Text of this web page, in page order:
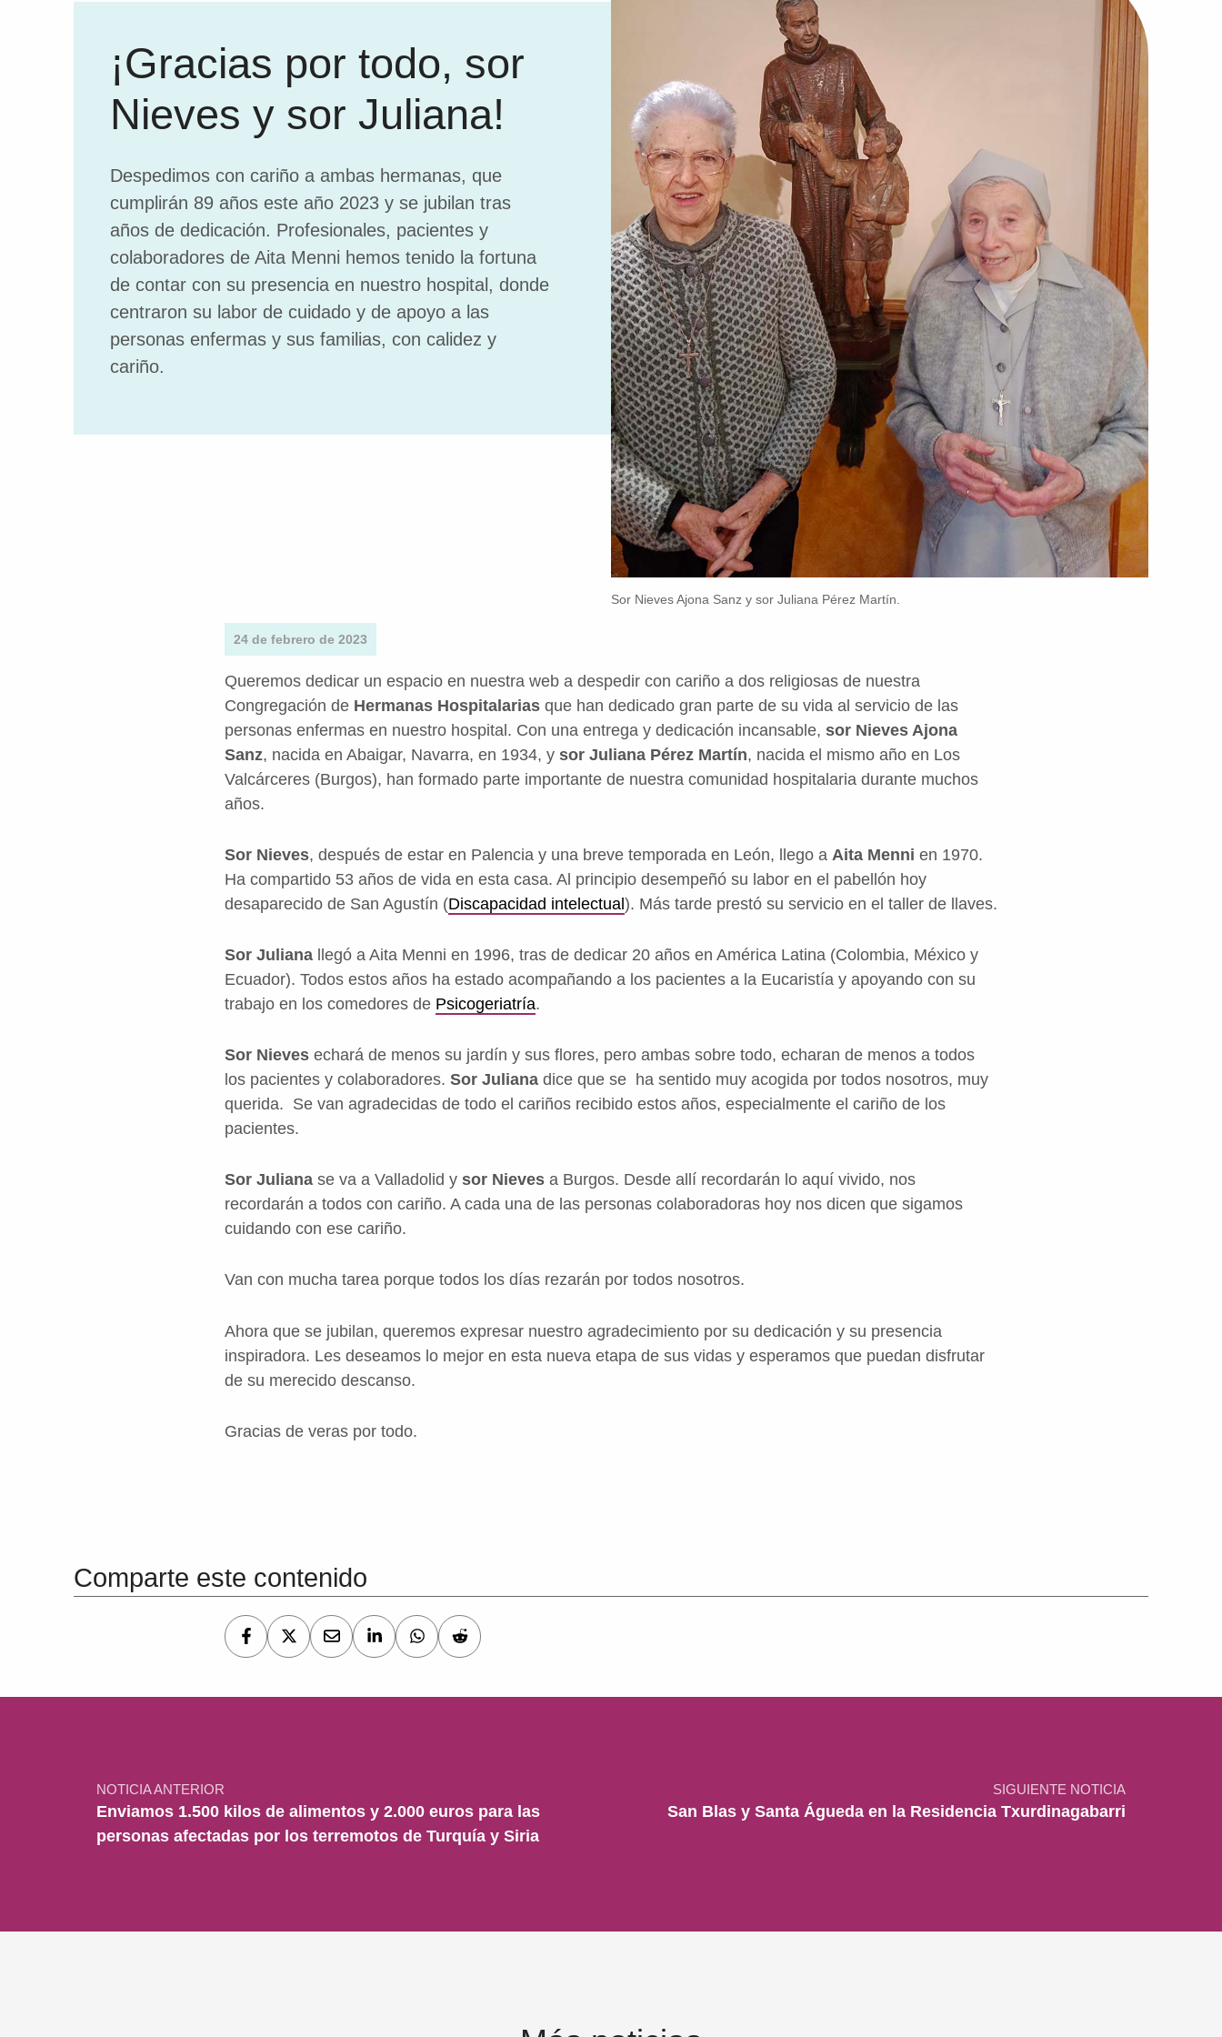
¡Gracias por todo, sor
Nieves y sor Juliana!
Despedimos con cariño a ambas hermanas, que
cumplirán 89 años este año 2023 y se jubilan tras
años de dedicación. Profesionales, pacientes y
colaboradores de Aita Menni hemos tenido la fortuna
de contar con su presencia en nuestro hospital, donde
centraron su labor de cuidado y de apoyo a las
personas enfermas y sus familias, con calidez y
cariño.
Sor Nieves Ajona Sanz y sor Juliana Pérez Martín.
24 de febrero de 2023
Queremos dedicar un espacio en nuestra web a despedir con cariño a dos religiosas de nuestra
Congregación de Hermanas Hospitalarias que han dedicado gran parte de su vida al servicio de las
personas enfermas en nuestro hospital. Con una entrega y dedicación incansable, sor Nieves Ajona
Sanz, nacida en Abaigar, Navarra, en 1934, y sor Juliana Pérez Martín, nacida el mismo año en Los
Valcárceres (Burgos), han formado parte importante de nuestra comunidad hospitalaria durante muchos
años.
Sor Nieves, después de estar en Palencia y una breve temporada en León, llego a Aita Menni en 1970.
Ha compartido 53 años de vida en esta casa. Al principio desempeñó su labor en el pabellón hoy
desaparecido de San Agustín (Discapacidad intelectual). Más tarde prestó su servicio en el taller de llaves.
Sor Juliana llegó a Aita Menni en 1996, tras de dedicar 20 años en América Latina (Colombia, México y
Ecuador). Todos estos años ha estado acompañando a los pacientes a la Eucaristía y apoyando con su
trabajo en los comedores de Psicogeriatría.
Sor Nieves echará de menos su jardín y sus flores, pero ambas sobre todo, echaran de menos a todos
los pacientes y colaboradores. Sor Juliana dice que se ha sentido muy acogida por todos nosotros, muy
querida. Se van agradecidas de todo el cariños recibido estos años, especialmente el cariño de los
pacientes.
Sor Juliana se va a Valladolid y sor Nieves a Burgos. Desde allí recordarán lo aquí vivido, nos
recordarán a todos con cariño. A cada una de las personas colaboradoras hoy nos dicen que sigamos
cuidando con ese cariño.
Van con mucha tarea porque todos los días rezarán por todos nosotros.
Ahora que se jubilan, queremos expresar nuestro agradecimiento por su dedicación y su presencia
inspiradora. Les deseamos lo mejor en esta nueva etapa de sus vidas y esperamos que puedan disfrutar
de su merecido descanso.
Gracias de veras por todo.
Comparte este contenido
NOTICIA ANTERIOR
Enviamos 1.500 kilos de alimentos y 2.000 euros para las
personas afectadas por los terremotos de Turquía y Siria
SIGUIENTE NOTICIA
San Blas y Santa Águeda en la Residencia Txurdinagabarri